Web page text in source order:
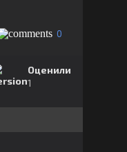
0
Оценили
1